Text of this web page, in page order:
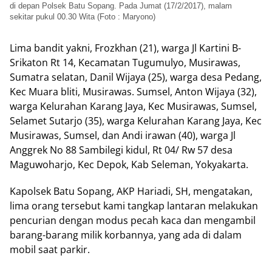
di depan Polsek Batu Sopang. Pada Jumat (17/2/2017), malam
sekitar pukul 00.30 Wita (Foto : Maryono)
Lima bandit yakni, Frozkhan (21), warga Jl Kartini B-
Srikaton Rt 14, Kecamatan Tugumulyo, Musirawas,
Sumatra selatan, Danil Wijaya (25), warga desa Pedang,
Kec Muara bliti, Musirawas. Sumsel, Anton Wijaya (32),
warga Kelurahan Karang Jaya, Kec Musirawas, Sumsel,
Selamet Sutarjo (35), warga Kelurahan Karang Jaya, Kec
Musirawas, Sumsel, dan Andi irawan (40), warga Jl
Anggrek No 88 Sambilegi kidul, Rt 04/ Rw 57 desa
Maguwoharjo, Kec Depok, Kab Seleman, Yokyakarta.
Kapolsek Batu Sopang, AKP Hariadi, SH, mengatakan,
lima orang tersebut kami tangkap lantaran melakukan
pencurian dengan modus pecah kaca dan mengambil
barang-barang milik korbannya, yang ada di dalam
mobil saat parkir.